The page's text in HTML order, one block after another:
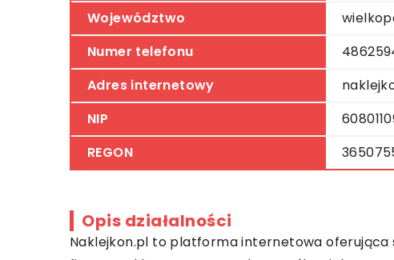
Województwo
Numer telefonu
Adres internetowy
NIP
REGON
Opis działalności
Naklejkon.pl to platforma internetowa